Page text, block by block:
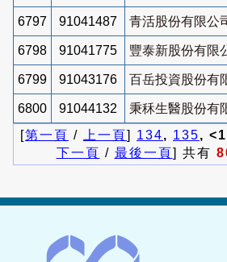
6797 91041487 青活股份有限公
6798 91041775 豐泰新股份有限
6799 91043176 百岳投資股份有
6800 91044132
秉秝生醫股份有
[第一頁 / 上一頁] 134, 135,
下一頁 / 最後一頁] 共有